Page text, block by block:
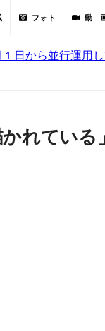
フォト 動
日から並行運用
れている」